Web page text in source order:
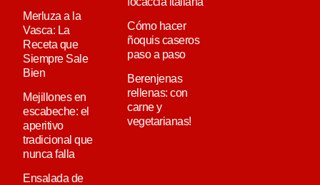
Merluza a la
Vasca: La
Receta que
Siempre Sale
Bien
Mejillones en
escabeche: el
aperitivo
tradicional que
nunca falla
Ensalada de
Cómo hacer
ñoquis caseros
paso a paso
Berenjenas
rellenas: con
carne y
vegetarianas!